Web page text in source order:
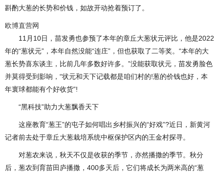
斟酌大葱的长势和价钱，如故开动抢着预订了。
欧博直营网
11月10日，苗发勇也参预了本年的章丘大葱状元评比，他是2022
年的“葱状元”，本年自然没能“连庄”，但也获取了二等奖。“本年的大
葱长势喜东谈主，比前几年多数好许多。”没能获取状元，苗发勇脸色
并莫得受到影响，“状元和天下记载都是咱们村的!葱的价钱也好，本
年寰球都能有个好收货”!
“黑科技”助力大葱飘香天下
这座教育“葱王”的屯子如何唱出乡村振兴的“好戏”?近日，新黄河
记者前去处于章丘大葱栽培系统中枢保护区内的王金村探寻。
对葱农来说，秋天不仅是收获的季节，亦然播撒的季节。秋分
后，葱农到育苗田庐播撒，400多天后，它们将成长为两米高的“葱